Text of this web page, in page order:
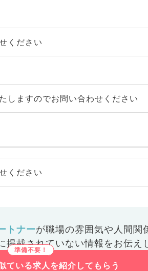
ください
しますのでお問い合わせください
ください
トナーが職場の雰囲気や人間関
掲載されていない情報をお伝え
ている求人を紹介してもらう